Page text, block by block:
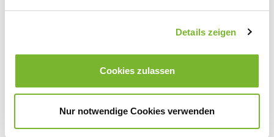
Details zeigen
Cookies zulassen
Nur notwendige Cookies verwenden
Download
Aliskiren – Studienabbruch